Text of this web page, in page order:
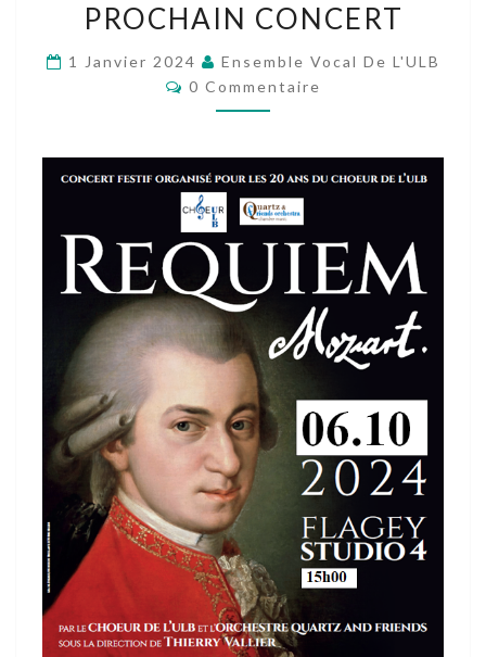
CONCERT
PROCHAIN CONCERT
1 Janvier 2024
Ensemble Vocal De L'ULB
Commentaires
0 Commentaire